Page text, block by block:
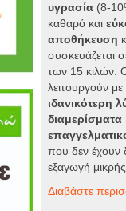
υγρασία (8-
καθαρό και
αποθήκευση
συσκευάζεται
των 15 κιλών.
λειτουργούν με
ιδανικότερη
διαμερίσματα
που δεν έχουν
εξαγωγή
Διαβάστε